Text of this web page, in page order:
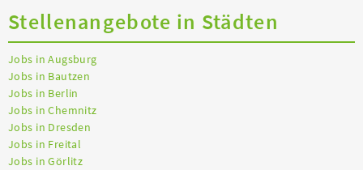
Stellenangebote in Städten
Jobs in Augsburg
Jobs in Bautzen
Jobs in Berlin
Jobs in Chemnitz
Jobs in Dresden
Jobs in Freital
Jobs in Görlitz